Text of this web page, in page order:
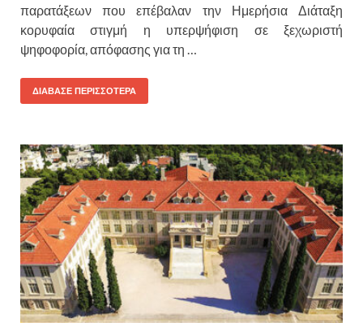
παρατάξεων που επέβαλαν την Ημερήσια Διάταξη
κορυφαία στιγμή η υπερψήφιση σε ξεχωριστή
ψηφοφορία, απόφασης για τη …
ΔΙΑΒΑΣΕ ΠΕΡΙΣΣΟΤΕΡΑ